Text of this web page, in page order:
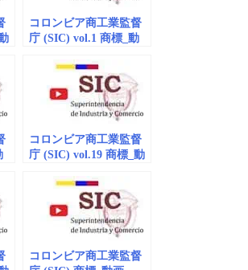
コロンビア商工業監督
庁 (SIC) vol.1 商標_動
コロンビア商工業監督
庁 (SIC) vol.19 商標_動
コロンビア商工業監督